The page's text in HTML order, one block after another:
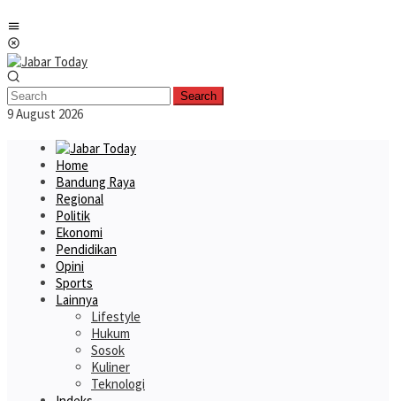
to
content
Search
9 August 2026
Home
Bandung Raya
Regional
Politik
Ekonomi
Pendidikan
Opini
Sports
Lainnya
Lifestyle
Hukum
Sosok
Kuliner
Teknologi